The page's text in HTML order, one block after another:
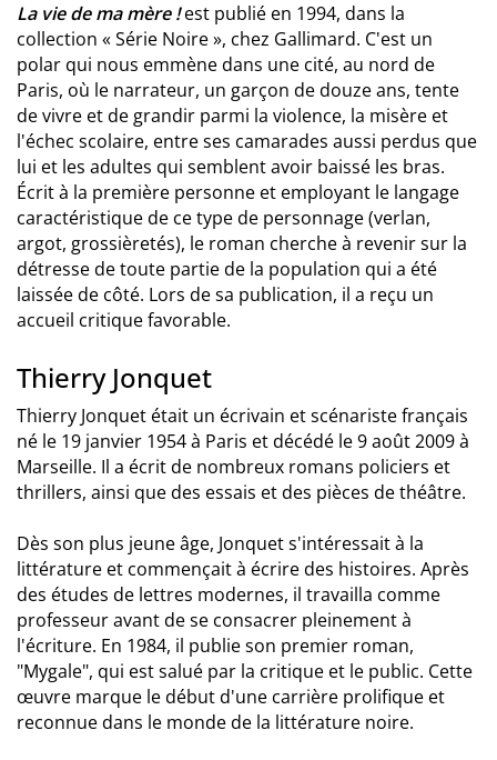
La vie de ma mère !est publié en 1994, dans la
collection « Série Noire », chez Gallimard. C'est un
polar qui nous emmène dans une cité, au nord de
Paris, où le narrateur, un garçon de douze ans, tente
de vivre et de grandir parmi la violence, la misère et
l'échec scolaire, entre ses camarades aussi perdus que
lui et les adultes qui semblent avoir baissé les bras.
Écrit à la première personne et employant le langage
caractéristique de ce type de personnage (verlan,
argot, grossièretés), le roman cherche à revenir sur la
détresse de toute partie de la population qui a été
laissée de côté. Lors de sa publication, il a reçu un
accueil critique favorable.
Thierry Jonquet
Thierry Jonquet était un écrivain et scénariste français
né le 19 janvier 1954 à Paris et décédé le 9 août 2009 à
Marseille. Il a écrit de nombreux romans policiers et
thrillers, ainsi que des essais et des pièces de théâtre.
Dès son plus jeune âge, Jonquet s'intéressait à la
littérature et commençait à écrire des histoires. Après
des études de lettres modernes, il travailla comme
professeur avant de se consacrer pleinement à
l'écriture. En 1984, il publie son premier roman,
"Mygale", qui est salué par la critique et le public. Cette
œuvre marque le début d'une carrière prolifique et
reconnue dans le monde de la littérature noire.